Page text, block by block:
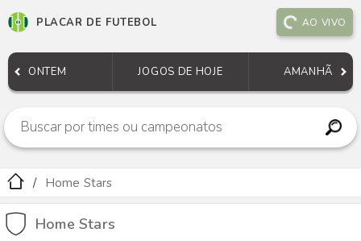
PLACAR DE FUTEBOL AO VIVO
ONTEM JOGOS DE HOJE AMANHÃ
Home Stars
Home Stars